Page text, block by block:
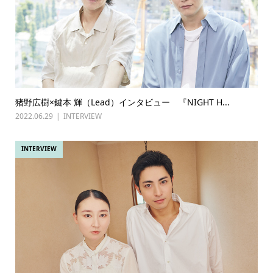
猪野広樹×鍵本 輝（Lead）インタビュー 『NIGHT H...
2022.06.29 INTERVIEW
INTERVIEW